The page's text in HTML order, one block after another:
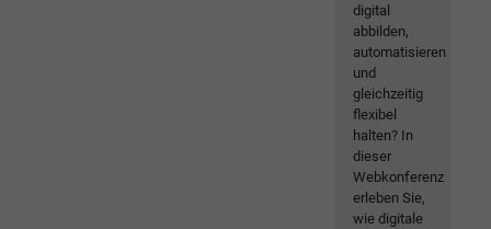
digital
abbilden,
automatisieren
und
gleichzeitig
flexibel
halten? In
dieser
Webkonferenz
erleben Sie,
wie digitale